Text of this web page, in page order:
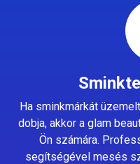
Ha sminkmárkát
dobja, akkor a glam
Ön számára.
segítségével mesés